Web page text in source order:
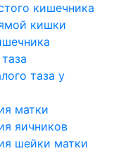
кишечника
кишки
таза у
матки
яичников
шейки матки